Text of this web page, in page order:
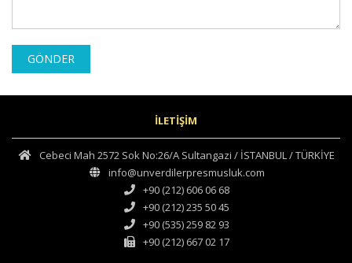
GÖNDER
İLETİŞİM
Cebeci Mah 2572 Sok No:26/A Sultangazi / İSTANBUL / TÜRKİYE
info@unverdilerpresmusluk.com
+90 (212) 606 06 68
+90 (212) 235 50 45
+90 (535) 259 82 93
+90 (212) 667 02 17